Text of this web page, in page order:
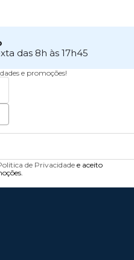
das 8h às 17h45
e promoções!
de Privacidadee aceito